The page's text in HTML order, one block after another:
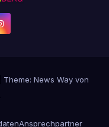
Theme: News Way von
Ansprechpartner